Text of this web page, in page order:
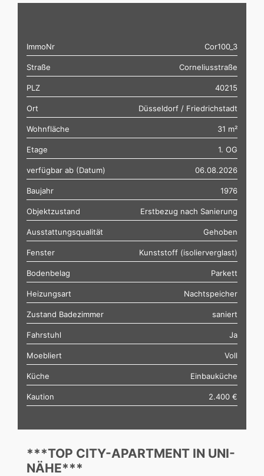
ImmoNr Cor100_3
Straße Corneliusstraße
PLZ 40215
Ort Düsseldorf / Friedrichstadt
Wohnfläche 31 m²
Etage 1. OG
verfügbar ab (Datum) 06.08.2026
Baujahr 1976
Objektzustand Erstbezug nach Sanierung
Ausstattungsqualität Gehoben
Fenster Kunststoff (isolierverglast)
Bodenbelag Parkett
Heizungsart Nachtspeicher
Zustand Badezimmer saniert
Fahrstuhl Ja
Moebliert Voll
Küche Einbauküche
Kaution 2.400 €
***TOP CITY-APARTMENT IN UNI-
NÄHE***